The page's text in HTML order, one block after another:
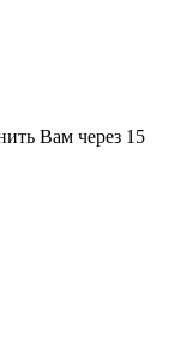
Вам через 15